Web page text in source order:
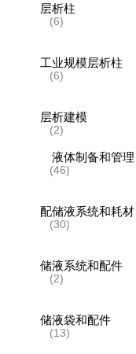
层析柱
(6)
工业规模层析柱
(6)
层析建模
(2)
液体制备和管理
(46)
配储液系统和耗材
(30)
储液系统和配件
(2)
储液袋和配件
(13)